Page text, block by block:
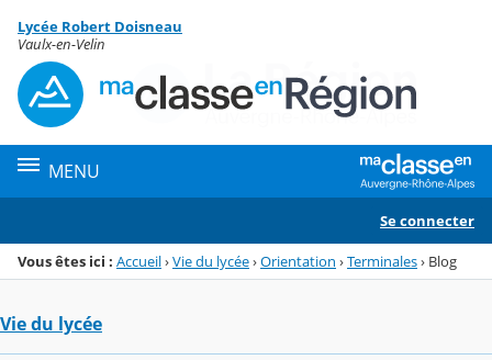
Menu de la rubrique
Contenu
Lycée Robert Doisneau
Vaulx-en-Velin
MENU
Se connecter
Vous êtes ici : Accueil›Vie du lycée›Orientation ›Terminales› Blog
Vie du lycée